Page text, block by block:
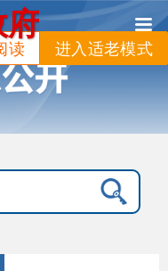
进入适老模式
读
府